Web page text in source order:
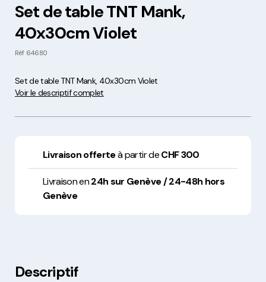
Set de table TNT Mank,
40x30cm Violet
Réf 64680
Set de table TNT Mank, 40x30cm Violet
Voir le descriptif complet
Livraison offerteà partir deCHF 300
Livraison en24h sur Genève / 24-48h hors
Genève
Descriptif